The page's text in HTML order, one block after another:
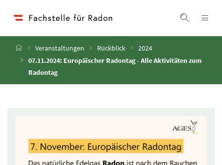
Suche
StartseiteVeranstaltungen Rückblick
2024
07.11.2024: Europäischer Radontag - Alle Aktivitäten zum
Radontag